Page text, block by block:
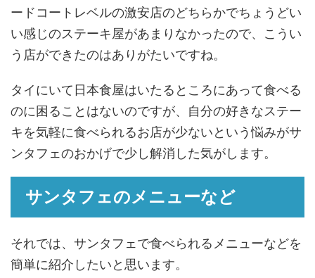
ードコートレベルの激安店のどちらかでちょうどい
い感じのステーキ屋があまりなかったので、こうい
う店ができたのはありがたいですね。
タイにいて日本食屋はいたるところにあって食べる
のに困ることはないのですが、自分の好きなステー
キを気軽に食べられるお店が少ないという悩みがサ
ンタフェのおかげで少し解消した気がします。
サンタフェのメニューなど
それでは、サンタフェで食べられるメニューなどを
簡単に紹介したいと思います。